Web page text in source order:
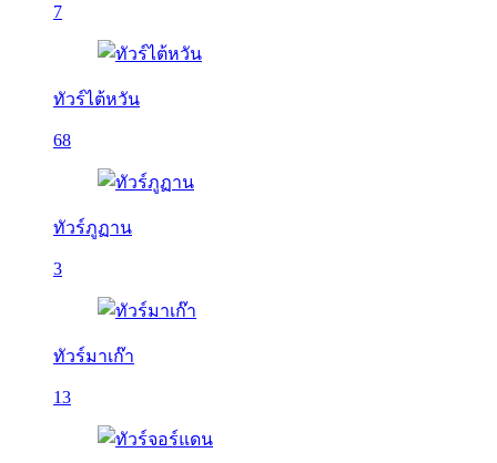
7
ทัวร์ไต้หวัน
68
ทัวร์ภูฏาน
3
ทัวร์มาเก๊า
13